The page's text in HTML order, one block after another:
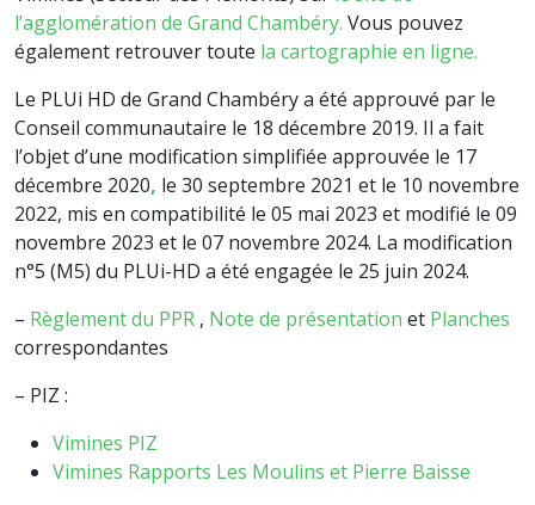
l’agglomération de Grand Chambéry. Vous pouvez
également retrouver toute la cartographie en ligne.
Le PLUi HD de Grand Chambéry a été approuvé par le
Conseil communautaire le 18 décembre 2019. Il a fait
l’objet d’une modification simplifiée approuvée le 17
décembre 2020, le 30 septembre 2021 et le 10 novembre
2022, mis en compatibilité le 05 mai 2023 et modifié le 09
novembre 2023 et le 07 novembre 2024. La modification
n°5 (M5) du PLUi-HD a été engagée le 25 juin 2024.
– Règlement du PPR , Note de présentation et Planches
correspondantes
– PIZ :
Vimines PIZ
Vimines Rapports Les Moulins et Pierre Baisse